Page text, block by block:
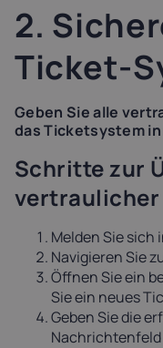
2.
Ticket-
Geben Sie alle
das Ticketsystem
Schritte zur
vertraulicher
Melden Sie sich
Navigieren Sie
Öffnen Sie ein
Sie ein neues
Geben Sie die
Nachrichtenfeld